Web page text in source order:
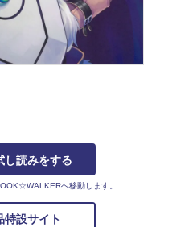
し読みをする
へ移動します。
特設サイト